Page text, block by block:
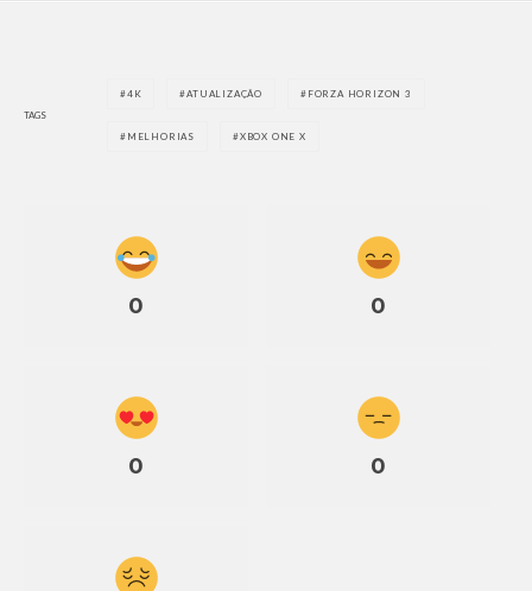
TAGS
4K ATUALIZAÇÃO FORZA HORIZON 3
MELHORIAS XBOX ONE X
0 0
0 0